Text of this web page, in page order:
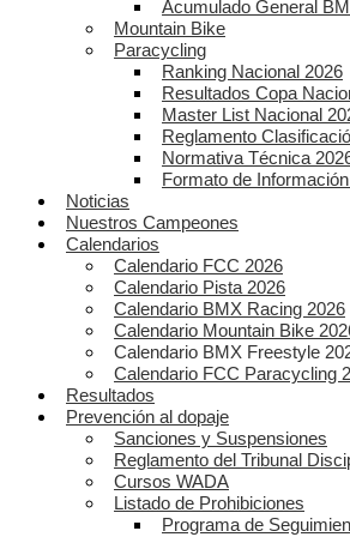
Acumulado General
Mountain Bike
Paracycling
Ranking Nacional 2026
Resultados Copa
Master List Nacional
Reglamento
Normativa Técnica
Formato de
Noticias
Nuestros Campeones
Calendarios
Calendario FCC 2026
Calendario Pista 2026
Calendario BMX Racing 2026
Calendario Mountain Bike
Calendario BMX Freestyle
Calendario FCC Paracycling
Resultados
Prevención al dopaje
Sanciones y Suspensiones
Reglamento del Tribunal
Cursos WADA
Listado de Prohibiciones
Programa de